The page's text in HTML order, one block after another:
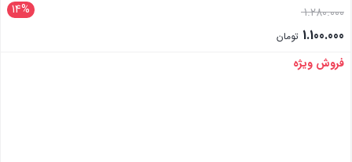
14% 1.280.000
1.100.000 تومان
بستن
فروش ویژه